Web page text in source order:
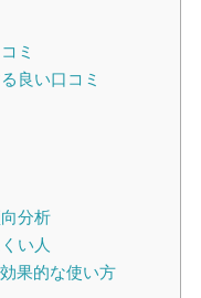
ミ
良い口コミ
分析
い人
果的な使い方